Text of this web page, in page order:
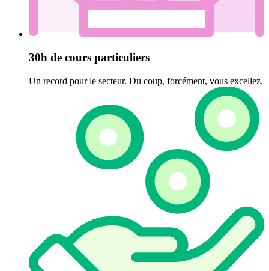
30h de cours particuliers
Un record pour le secteur. Du coup, forcément, vous excellez.